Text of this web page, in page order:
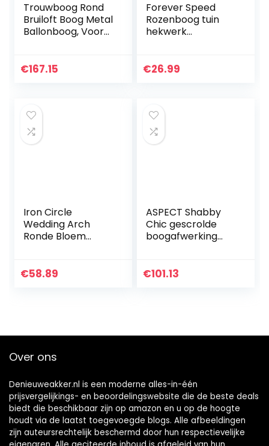
Trouwboog Rond
Bruiloft Boog Metal
Ballonboog, Voor
Afstuderen
€167.15
Forever Speed
Rozenboog tuin
hekwerk
staal,
€26.99
Iron Circle
Wedding Arch
Ronde Bloem
voor
€58.89
ASPECT Shabby
Chic gescrolde
boogafwerking
49 (B) x 96,5 (H) x
€101.13
Over ons
Denieuweakker.nl is een moderne alles-in-één
prijsvergelijkings- en beoordelingswebsite die de beste deals
biedt die beschikbaar zijn op amazon en u op de hoogte
houdt via de laatst toegevoegde blogs. Alle afbeeldingen
zijn auteursrechtelijk beschermd door hun respectievelijke